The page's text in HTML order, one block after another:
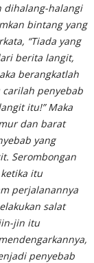
dihalang-halangi
bintang yang
“Tiada yang
berita langit,
berangkatlah
penyebab
itu!” Maka
dan barat
yang
Serombongan
itu
jin itu
penyebab